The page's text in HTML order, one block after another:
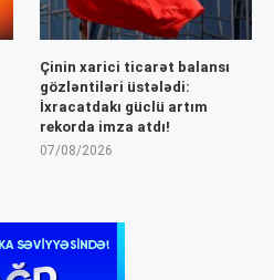
Çinin xarici ticarət balansı
gözləntiləri üstələdi:
İxracatdakı güclü artım
rekorda imza atdı!
07/08/2026